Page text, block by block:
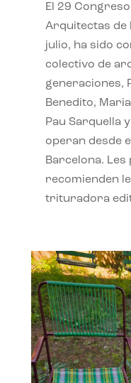
El 29
Arquitectas de
julio, ha sido
colectivo de
generaciones,
Benedito,
Pau Sarquella
operan desde
Barcelona. Les
recomienden
trituradora